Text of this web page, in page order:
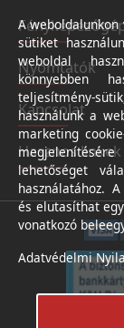
Nyomtatók
Kapcsolat
Hasznos linkek
A
sütiket
weboldal
könnyebben
teljesítmény-
használunk a
marketing
lehetőséget
használatához.
és elutasíthat
vonatkozó
Adatvédelmi